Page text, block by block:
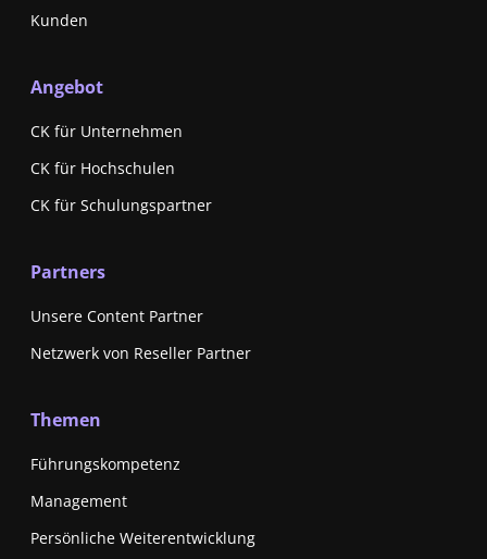
Kunden
Angebot
CK für Unternehmen
CK für Hochschulen
CK für Schulungspartner
Partners
Unsere Content Partner
Netzwerk von Reseller Partner
Themen
Führungskompetenz
Management
Persönliche Weiterentwicklung